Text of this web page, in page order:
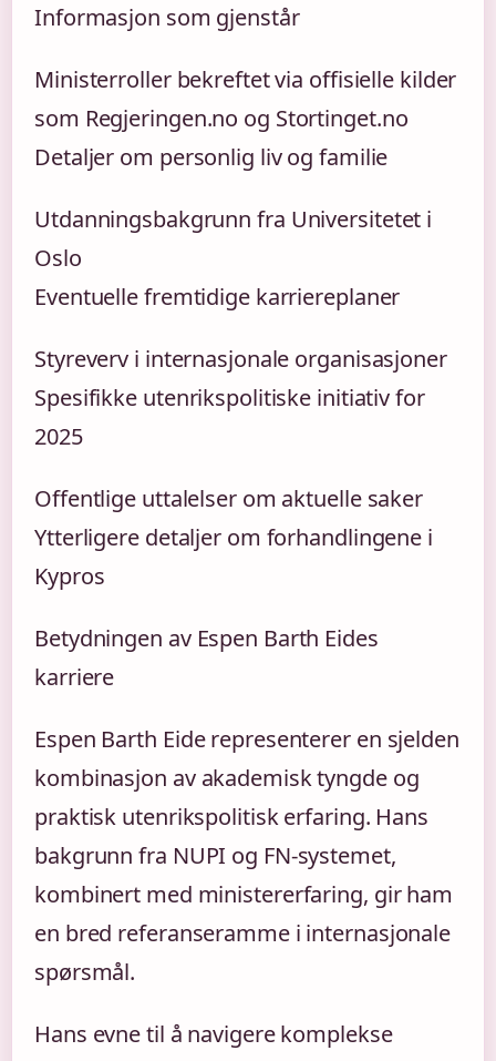
Informasjon som gjenstår
Ministerroller bekreftet via offisielle kilder
som Regjeringen.no og Stortinget.no
Detaljer om personlig liv og familie
Utdanningsbakgrunn fra Universitetet i
Oslo
Eventuelle fremtidige karriereplaner
Styreverv i internasjonale organisasjoner
Spesifikke utenrikspolitiske initiativ for
2025
Offentlige uttalelser om aktuelle saker
Ytterligere detaljer om forhandlingene i
Kypros
Betydningen av Espen Barth Eides
karriere
Espen Barth Eide representerer en sjelden
kombinasjon av akademisk tyngde og
praktisk utenrikspolitisk erfaring. Hans
bakgrunn fra NUPI og FN-systemet,
kombinert med ministererfaring, gir ham
en bred referanseramme i internasjonale
spørsmål.
Hans evne til å navigere komplekse